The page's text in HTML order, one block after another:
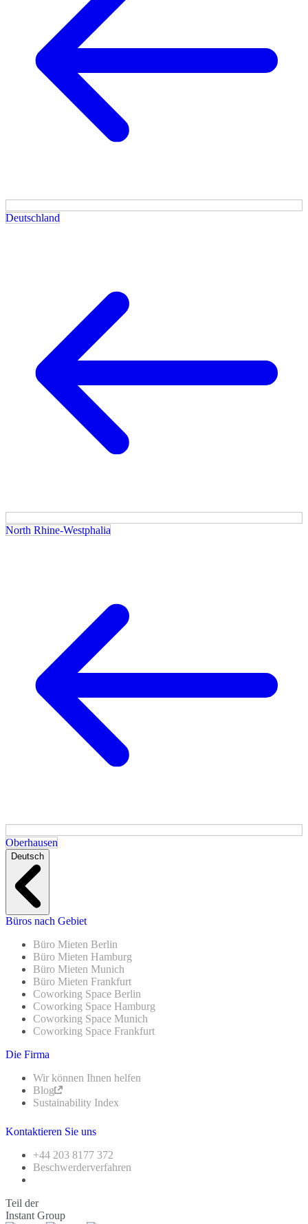
Deutschland
North Rhine-Westphalia
Oberhausen
Deutsch
Büros nach Gebiet
Büro Mieten Berlin
Büro Mieten Hamburg
Büro Mieten Munich
Büro Mieten Frankfurt
Coworking Space Berlin
Coworking Space Hamburg
Coworking Space Munich
Coworking Space Frankfurt
Die Firma
Wir können Ihnen helfen
Blog
Sustainability Index
Kontaktieren Sie uns
+44 203 8177 372
Beschwerderverfahren
Teil der
Instant Group